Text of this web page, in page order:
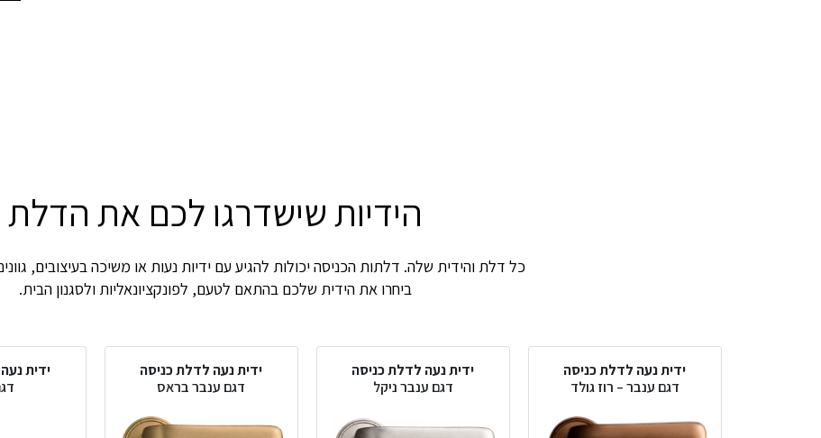
הידיות שישדרגו לכם את הדלת
כל דלת והידית שלה. דלתות הכניסה יכולות להגיע עם ידיות נעות או משיכה בעיצובים, גוונים
ביחרו את הידית שלכם בהתאם לטעם, לפונקציונאליות ולסגנון הבית.
ידית נעה לדלת כניסה
דגם ענבר – רוז גולד
ידית נעה לדלת כניסה
דגם ענבר ניקל
ידית נעה לדלת כניסה
דגם ענבר בראס
ידית